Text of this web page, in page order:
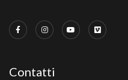
Contatti